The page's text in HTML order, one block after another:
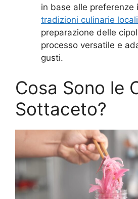
in base alle preferenze
tradizioni culinarie locali
preparazione delle
processo versatile e
gusti.
Cosa Sono le
Sottaceto?